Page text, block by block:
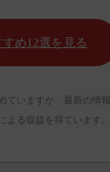
め12選を見る
いますが、最新の情
る収益を得ています